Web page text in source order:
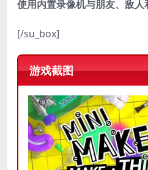
使用内置录像机与朋友、敌人
[/su_box]
游戏截图